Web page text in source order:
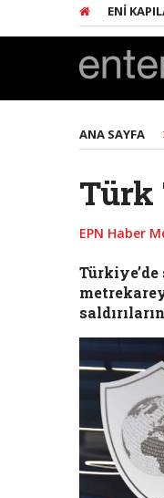
YENI KAPILAR
ANA SAYFA
Türk
EPN Haber